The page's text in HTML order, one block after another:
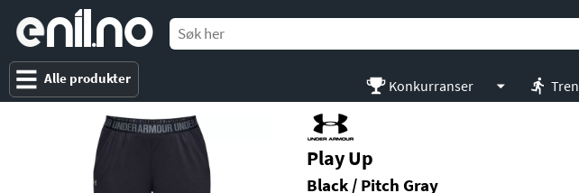
enil no
Alle produkter Konkurranser
Play Up
Black / Pitch Gray